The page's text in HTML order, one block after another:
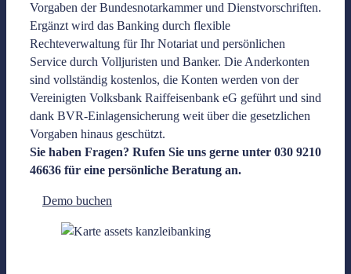
Vorgaben der Bundesnotarkammer und Dienstvorschriften.
Ergänzt wird das Banking durch flexible
Rechteverwaltung für Ihr Notariat und persönlichen
Service durch Volljuristen und Banker. Die Anderkonten
sind vollständig kostenlos, die Konten werden von der
Vereinigten Volksbank Raiffeisenbank eG geführt und sind
dank BVR-Einlagensicherung weit über die gesetzlichen
Vorgaben hinaus geschützt.
Sie haben Fragen? Rufen Sie uns gerne unter 030 9210
46636 für eine persönliche Beratung an.
Demo buchen